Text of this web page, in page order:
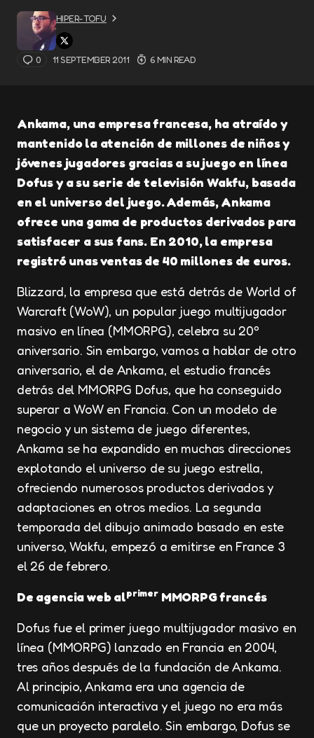
HIPER-TOFU
0 11 SEPTEMBER 2011 6 MIN READ
Ankama, una empresa francesa, ha atraído y
mantenido la atención de millones de niños y
jóvenes jugadores gracias a su juego en línea
Dofus y a su serie de televisión Wakfu, basada
en el universo del juego. Además, Ankama
ofrece una gama de productos derivados para
satisfacer a sus fans. En 2010, la empresa
registró unas ventas de 40 millones de euros.
Blizzard, la empresa que está detrás de World of
Warcraft (WoW), un popular juego multijugador
masivo en línea (MMORPG), celebra su 20º
aniversario. Sin embargo, vamos a hablar de otro
aniversario, el de Ankama, el estudio francés
detrás del MMORPG Dofus, que ha conseguido
superar a WoW en Francia. Con un modelo de
negocio y un sistema de juego diferentes,
Ankama se ha expandido en muchas direcciones
explotando el universo de su juego estrella,
ofreciendo numerosos productos derivados y
adaptaciones en otros medios. La segunda
temporada del dibujo animado basado en este
universo, Wakfu, empezó a emitirse en France 3
el 26 de febrero.
De agencia web alprimerMMORPG francés
Dofus fue el primer juego multijugador masivo en
línea (MMORPG) lanzado en Francia en 2004,
tres años después de la fundación de Ankama.
Al principio, Ankama era una agencia de
comunicación interactiva y el juego no era más
que un proyecto paralelo. Sin embargo, Dofus se